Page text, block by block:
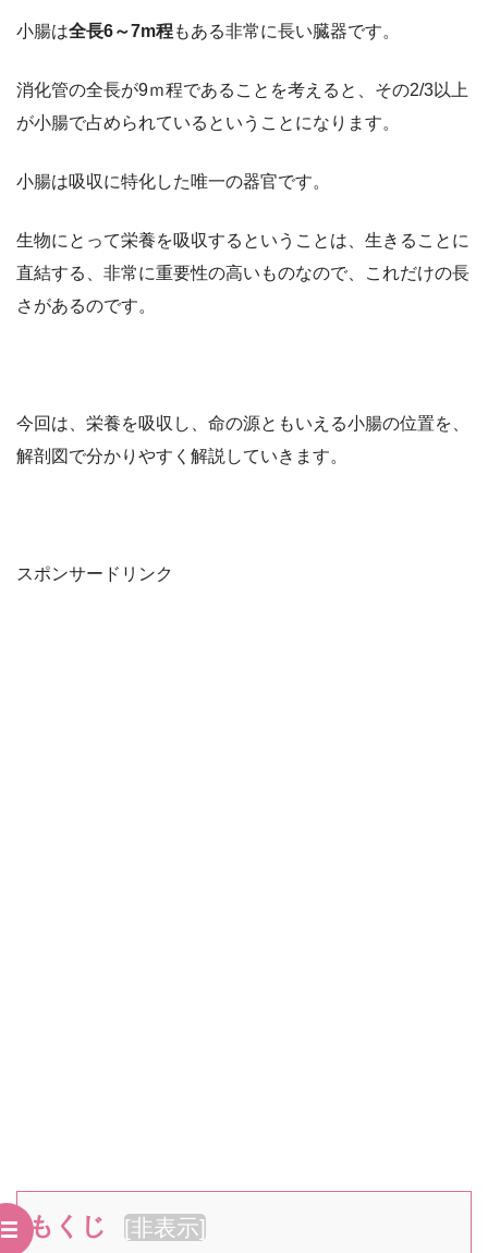
小腸は全長6～7m程もある非常に長い臓器です。
消化管の全長が9ｍ程であることを考えると、その2/3以上
が小腸で占められているということになります。
小腸は吸収に特化した唯一の器官です。
生物にとって栄養を吸収するということは、生きることに
直結する、非常に重要性の高いものなので、これだけの長
さがあるのです。
今回は、栄養を吸収し、命の源ともいえる小腸の位置を、
解剖図で分かりやすく解説していきます。
スポンサードリンク
もくじ [非表示]